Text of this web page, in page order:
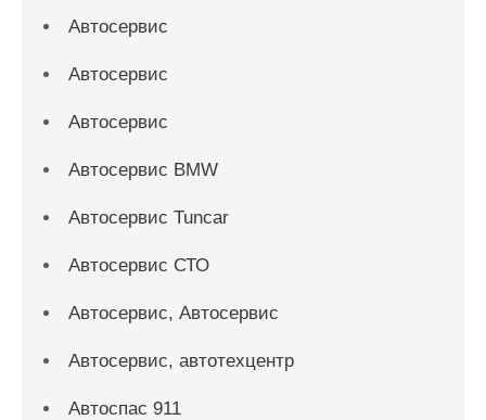
Автосервис
Автосервис
Автосервис
Автосервис BMW
Автосервис Tuncar
Автосервис СТО
Автосервис, Автосервис
Автосервис, автотехцентр
Автоспас 911